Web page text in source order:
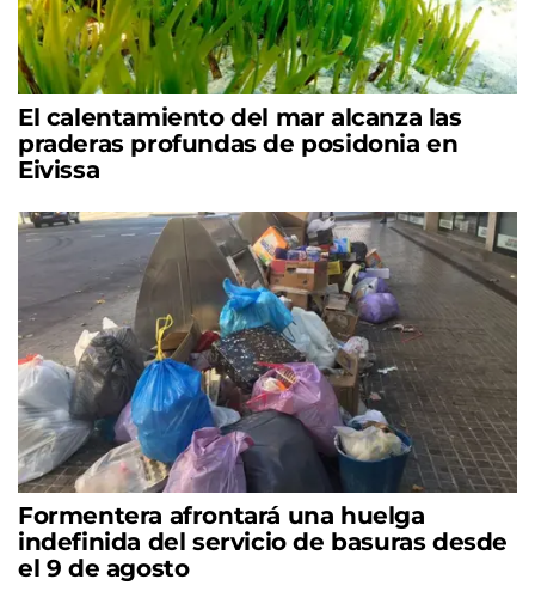
El calentamiento del mar alcanza las
praderas profundas de posidonia en
Eivissa
Formentera afrontará una huelga
indefinida del servicio de basuras desde
el 9 de agosto